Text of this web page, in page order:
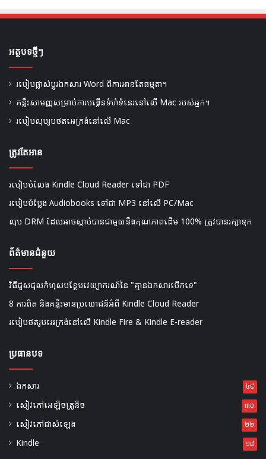
អត្ថបទថ្មីៗ
របៀបផ្លាស់ប្តូរឯកសារ Word ពីការអានតែធម្មតា។
គន្លឹះសាមញ្ញសម្រាប់ការបង្កើនទំហំទំនេរនៅលើ Mac របស់អ្នក។
របៀបលុបរូបថតអេក្រង់នៅលើ Mac
ត្រូវតែអាន
របៀបបំលែង Kindle Cloud Reader ទៅជា PDF
របៀបបំប្លែង Audiobooks ទៅជា MP3 នៅលើ PC/Mac
លុប DRM ដែលអាចស្តាប់បានជាមួយនឹងគុណភាពដើម 100% ត្រូវបានរក្សាទុក
ព័ត៌មានជំនួយ
វិធីជួសជុលកំហុសបន្ថែមវេយ្យាករណ៍នៃ "គ្មានឯកសារបើកទេ"
8 ការពិត និងគន្លឹះមានប្រយោជន៍អំពី Kindle Cloud Reader
របៀបថតរូបអេក្រង់នៅលើ Kindle Fire & Kindle E-reader
ប្រធានបទ
ឯកសារ ៤៩
សៀវភៅអេឡិចត្រូនិច ៣០
សៀវភៅជាសំឡេង ២២
Kindle ១៨